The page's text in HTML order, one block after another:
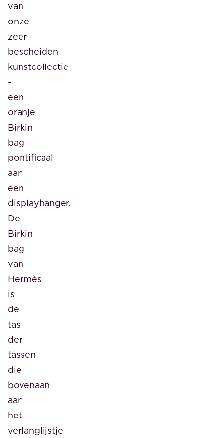
van
onze
zeer
bescheiden
kunstcollectie
-
een
oranje
Birkin
bag
pontificaal
aan
een
displayhanger.
De
Birkin
bag
van
Hermès
is
de
tas
der
tassen
die
bovenaan
aan
het
verlanglijstje